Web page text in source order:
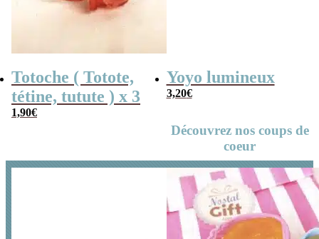
Totoche ( Totote,
tétine, tutute ) x 3
1,90€
Yoyo lumineux
3,20€
Découvrez nos coups de
coeur